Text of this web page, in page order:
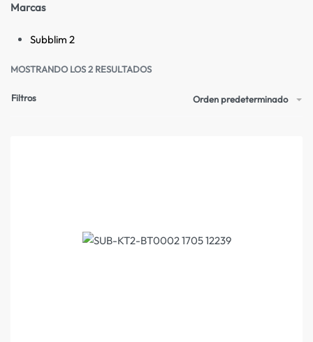
Marcas
Subblim 2
MOSTRANDO LOS 2 RESULTADOS
Orden predeterminado
Filtros